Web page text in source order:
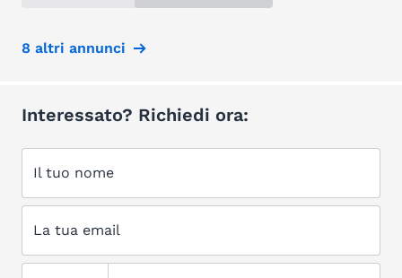
8 altri annunci
Interessato? Richiedi ora:
Il tuo nome
La tua email